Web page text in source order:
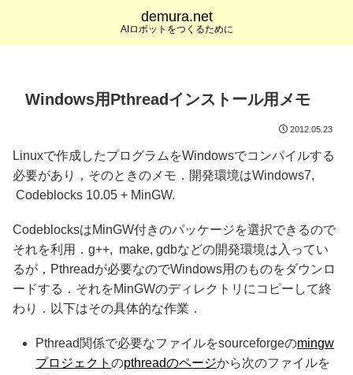
demura.net
AIロボットをつくるために
Windows用Pthreadインストール用メモ
2012.05.23
Linuxで作成したプログラムをWindowsでコンパイルする
必要があり，そのときのメモ．開発環境はWindows7,
Codeblocks 10.05 + MinGW.
CodeblocksはMinGW付きのパッケージを選択できるので
それを利用．g++, make, gdbなどの開発環境は入ってい
るが，Pthreadが必要なのでWindows用のものをダウンロ
ードする．それをMinGWのディレクトリにコピーして終
わり．以下はその具体的な作業．
Pthread関係で必要なファイルをsourceforgeのmingw
プロジェクトのpthreadのページから次のファイルを